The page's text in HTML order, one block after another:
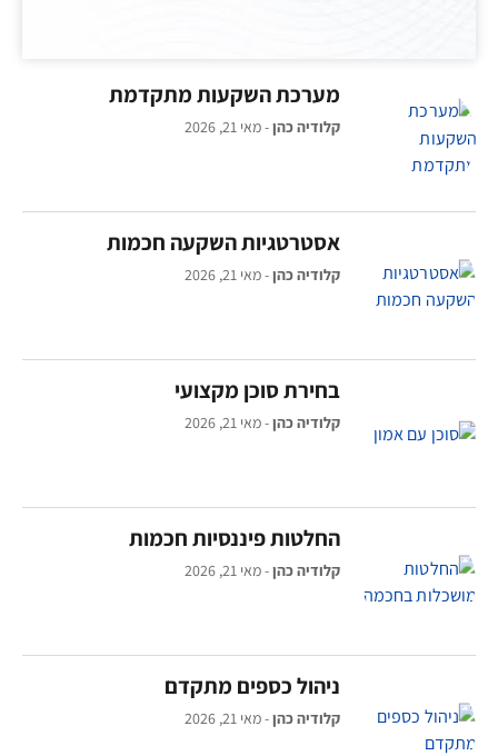
מערכת השקעות מתקדמת
קלודיה כהן מאי 21, 2026
אסטרטגיות השקעה חכמות
קלודיה כהן מאי 21, 2026
בחירת סוכן מקצועי
קלודיה כהן מאי 21, 2026
החלטות פיננסיות חכמות
קלודיה כהן מאי 21, 2026
ניהול כספים מתקדם
קלודיה כהן מאי 21, 2026